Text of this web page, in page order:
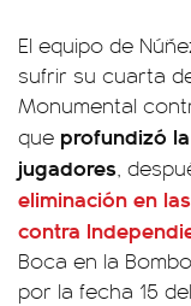
El equipo de
sufrir su cuarta
Monumental
que profundizó
jugadores,
eliminación en
contra
Boca en la
por la fecha 15